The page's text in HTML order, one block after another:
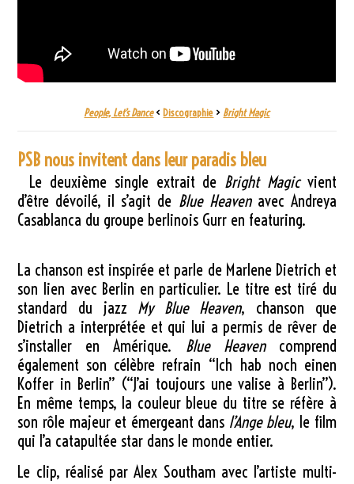
People, Let’s Dance< Discographie > Bright Magic
PSB nous invitent dans leur paradis bleu
Le deuxième single extrait de Bright Magicvient
d’être dévoilé, il s’agit de Blue Heavenavec Andreya
Casablanca du groupe berlinois Gurr en featuring.
La chanson est inspirée et parle de Marlene Dietrich et
son lien avec Berlin en particulier. Le titre est tiré du
standard du jazz My Blue Heaven, chanson que
Dietrich a interprétée et qui lui a permis de rêver de
s’installer en Amérique. Blue Heavencomprend
également son célèbre refrain “Ich hab noch einen
Koffer in Berlin” (“J’ai toujours une valise à Berlin”).
En même temps, la couleur bleue du titre se réfère à
son rôle majeur et émergeant dans l’Ange bleu, le film
qui l’a catapultée star dans le monde entier.
Le clip, réalisé par Alex Southam avec l’artiste multi-